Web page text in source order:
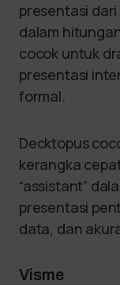
presentasi
dalam
cocok untuk
presentasi
formal.
Decktopus
kerangka
“assistant”
presentasi
data, dan
Visme